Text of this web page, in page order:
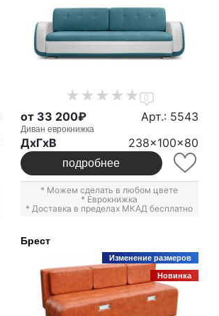
0
от 33 200₽ Арт.: 5543
Диван еврокнижка
ДxГxВ 238x100x80
подробнее
* Можем сделать в любом цвете
* Еврокнижка
* Доставка в пределах МКАД бесплатно
Брест
Изменение размеров
Новинка